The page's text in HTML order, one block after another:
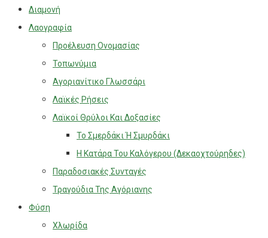
Διαμονή
Λαογραφία
Προέλευση Ονομασίας
Τοπωνύμια
Αγοριανίτικο Γλωσσάρι
Λαϊκές Ρήσεις
Λαϊκοί Θρύλοι Και Δοξασίες
Το Σμερδάκι Ή Σμυρδάκι
Η Κατάρα Του Καλόγερου (Δεκαοχτούρηδες)
Παραδοσιακές Συνταγές
Τραγούδια Της Αγόριανης
Φύση
Χλωρίδα